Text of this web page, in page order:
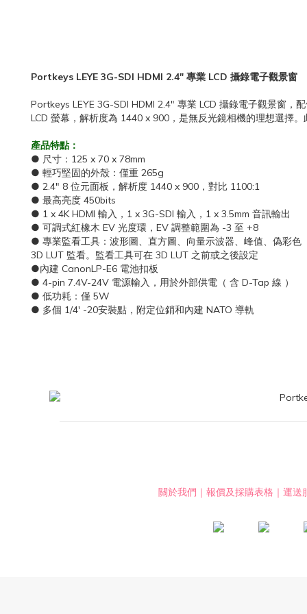
Portkeys LEYE 3G-SDI HDMI 2.4" 專業 LCD 攝錄電子觀景窗
Portkeys LEYE 3G-SDI HDMI 2.4" 專業 LCD 攝錄電子觀景窗
LCD 螢幕，解析度為 1440 x 900，是無反光鏡相機的理想選擇
產品特點：
● 尺寸：125 x 70 x 78mm
● 輕巧堅固的外殼：僅重 265g
● 2.4" 8 位元面板，解析度 1440 x 900，對比 1100:1
● 最高亮度 450bits
● 1 x 4K HDMI 輸入，1 x 3G-SDI 輸入，1 x 3.5mm 音訊輸出
● 可調式紅橡木 EV 光度環，EV 調整範圍為 -3 至 +8
● 專業監看工具：波形圖、直方圖、向量示波器、峰值、偽彩色
3D LUT 監看。監看工具可在 3D LUT 之前或之後設定
●內建 CanonLP-E6 電池扣板
● 4-pin 7.4V-24V 電源輸入，用於外部供電（ 含 D-Tap 線 ）
● 低功耗：僅 5W
● 多個 1/4' -20安裝點，附定位銷和內建 NATO 導軌
關於我們 ｜ 報價及採購表格 ｜ 運送